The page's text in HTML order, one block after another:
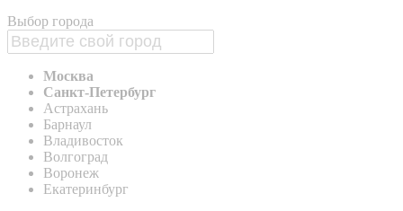
Выбор города
Москва
Санкт-Петербург
Астрахань
Барнаул
Владивосток
Волгоград
Воронеж
Екатеринбург